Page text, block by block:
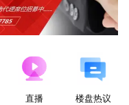
直播 楼盘热议